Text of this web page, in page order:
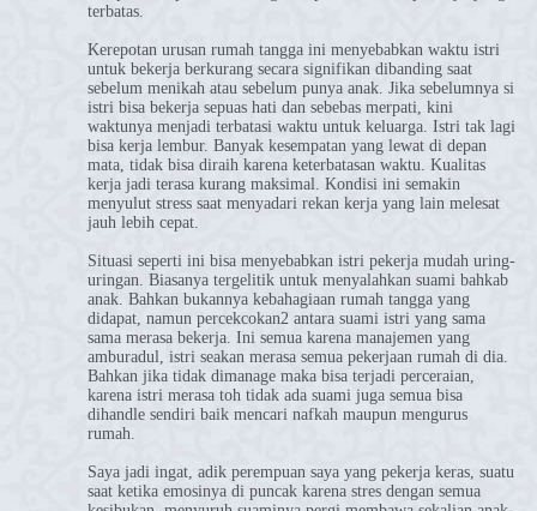
terbatas.
Kerepotan urusan rumah tangga ini menyebabkan waktu istri
untuk bekerja berkurang secara signifikan dibanding saat
sebelum menikah atau sebelum punya anak. Jika sebelumnya si
istri bisa bekerja sepuas hati dan sebebas merpati, kini
waktunya menjadi terbatasi waktu untuk keluarga. Istri tak lagi
bisa kerja lembur. Banyak kesempatan yang lewat di depan
mata, tidak bisa diraih karena keterbatasan waktu. Kualitas
kerja jadi terasa kurang maksimal. Kondisi ini semakin
menyulut stress saat menyadari rekan kerja yang lain melesat
jauh lebih cepat.
Situasi seperti ini bisa menyebabkan istri pekerja mudah uring-
uringan. Biasanya tergelitik untuk menyalahkan suami bahkab
anak. Bahkan bukannya kebahagiaan rumah tangga yang
didapat, namun percekcokan2 antara suami istri yang sama
sama merasa bekerja. Ini semua karena manajemen yang
amburadul, istri seakan merasa semua pekerjaan rumah di dia.
Bahkan jika tidak dimanage maka bisa terjadi perceraian,
karena istri merasa toh tidak ada suami juga semua bisa
dihandle sendiri baik mencari nafkah maupun mengurus
rumah.
Saya jadi ingat, adik perempuan saya yang pekerja keras, suatu
saat ketika emosinya di puncak karena stres dengan semua